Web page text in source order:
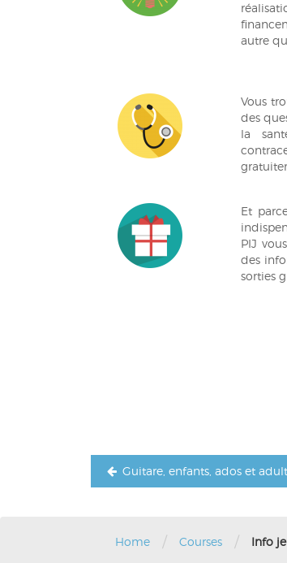
autre
Vous
des
la
Et
PIJ
des
sorties
Guitare, enfants, ados et
Home / Courses / Info